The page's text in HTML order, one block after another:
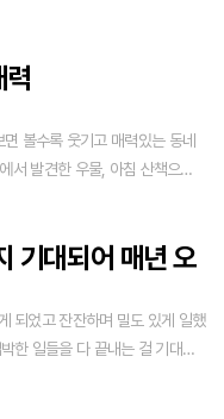
분위기와 풍경 날씨를 즐기려
력
볼수록 웃기고 매력있는 동네
서 발견한 우물, 아침 산책으로
들. 일상에서 소소한 것들이 더
기대되어 매년 오
되었고 잔잔하며 밀도 있게 일했
공룡 공유 오
것, 의자가 푹신한 것, 조명이